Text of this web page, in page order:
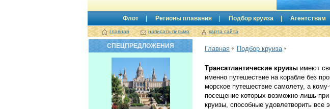
Флот Регионы плавания Подбор круиза Агентствам
главная написать письмо карта сайта
Главная Подбор круиза
Трансатлантические круизы имеют
именно путешествие на корабле без
морское путешествие самолету, а
посещение которых возможно лишь
круизы, способные удовлетворить все
СПЕЦПРЕДЛОЖЕНИЯ